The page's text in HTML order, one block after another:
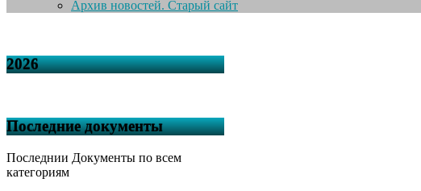
Архив новостей. Старый сайт
2026
Последние документы
Последнии Документы по всем
категориям